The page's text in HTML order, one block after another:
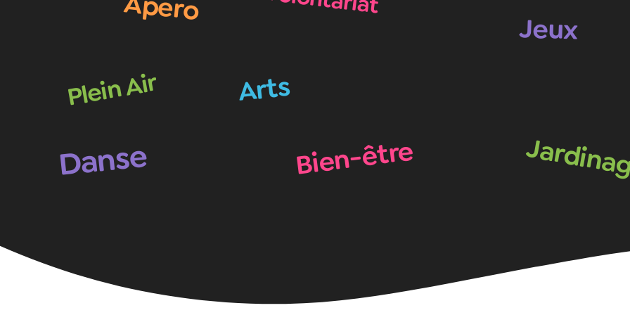
Jeux
Bien-être
Danse
Arts
Plein Air